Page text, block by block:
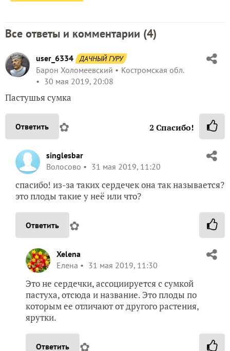
Все ответы и комментарии (4)
user_6334 ДАЧНЫЙ ГУРУ
Барон Холомеевский
Костромская обл.
30 мая 2019, 20:08
Пастушья сумка
Ответить ✿ 2 Спасибо!
singlesbar
Волосово
31 мая 2019, 11:20
спасибо! из-за таких сердечек она так называется?
это плоды такие у неё или что?
Ответить ✿
Xelena
Елена
31 мая 2019, 11:30
Это не сердечки, ассоциируется с сумкой
пастуха, отсюда и название. Это плоды по
которым ее отличают от другого растения,
ярутки.
Ответить ✿